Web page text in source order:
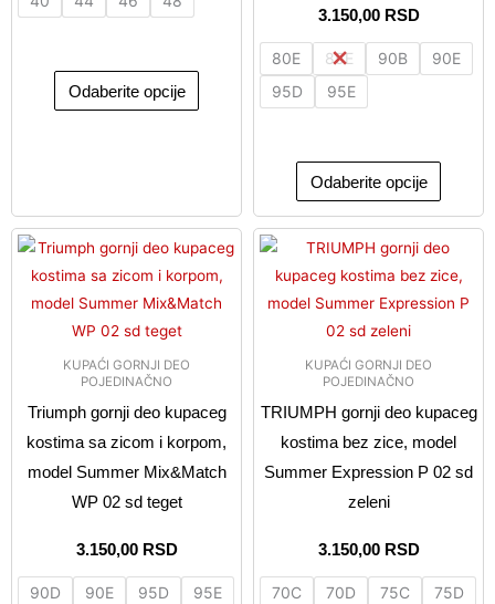
Odaberite opcije
3.150,00 RSD
80E 85E 90B
90E
95D
95E
Odaberite opcije
KUPAĆI GORNJI DEO
POJEDINAČNO
Triumph gornji deo kupaceg
kostima sa zicom i korpom,
model Summer Mix&Match
WP 02 sd teget
3.150,00 RSD
90D 90E 95D 95E
Ovaj
proizvod
ima
mogu
izabrane
KUPAĆI GORNJI DEO
POJEDINAČNO
TRIUMPH gornji deo kupaceg
kostima bez zice, model
Summer Expression P 02 sd
zeleni
3.150,00 RSD
70C 70D 75C
75D
Ovaj
ima
mogu
biti